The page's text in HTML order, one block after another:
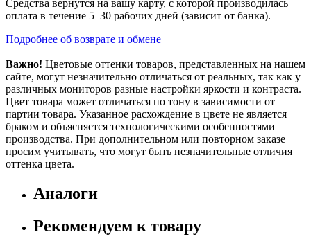
Средства вернутся на вашу карту, с которой производилась
оплата в течение 5–30 рабочих дней (зависит от банка).
Подробнее об возврате и обмене
Важно! Цветовые оттенки товаров, представленных на нашем
сайте, могут незначительно отличаться от реальных, так как у
различных мониторов разные настройки яркости и контраста.
Цвет товара может отличаться по тону в зависимости от
партии товара. Указанное расхождение в цвете не является
браком и объясняется технологическими особенностями
производства. При дополнительном или повторном заказе
просим учитывать, что могут быть незначительные отличия
оттенка цвета.
Аналоги
Рекомендуем к товару